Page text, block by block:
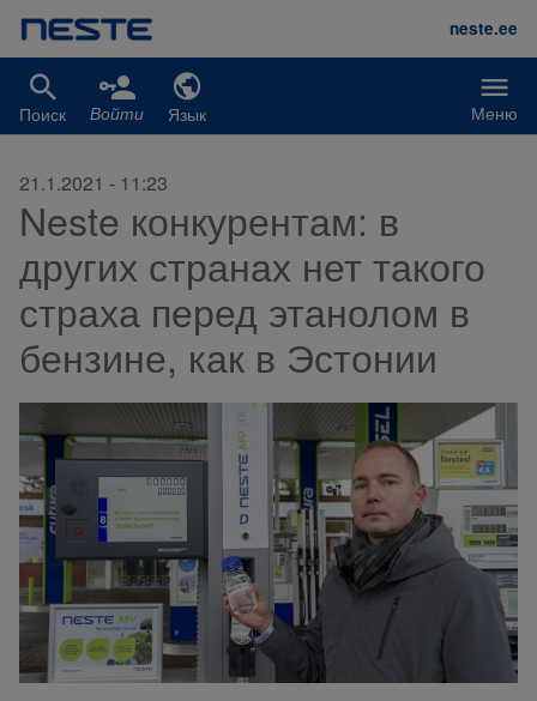
Перейти к основному содержанию
Меню
neste.ee
Поиск Войти Язык
21.1.2021 - 11:23
Neste конкурентам: в
других странах нет такого
страха перед этанолом в
бензине, как в Эстонии